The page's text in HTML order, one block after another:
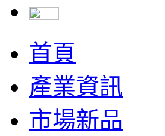
首頁
產業資訊
市場新品